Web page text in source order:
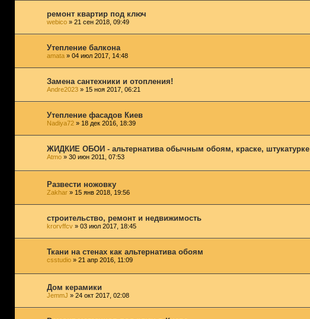
ремонт квартир под ключ
webico » 21 сен 2018, 09:49
Утепление балкона
amata » 04 июл 2017, 14:48
Замена сантехники и отопления!
Andre2023 » 15 ноя 2017, 06:21
Утепление фасадов Киев
Nadiya72 » 18 дек 2016, 18:39
ЖИДКИЕ ОБОИ - альтернатива обычным обоям, краске, штукатурке
Atmo » 30 июн 2011, 07:53
Развести ножовку
Zakhar » 15 янв 2018, 19:56
строительство, ремонт и недвижимость
krorvffcv » 03 июл 2017, 18:45
Ткани на стенах как альтернатива обоям
csstudio » 21 апр 2016, 11:09
Дом керамики
JemmJ » 24 окт 2017, 02:08